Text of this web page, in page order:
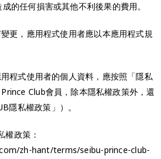
的任何損害或其他不利後果的費用。
更，應用程式使用者應以本應用程式規
程式使用者的個人資料，應按照「隱私
Club會員，除本隱私權政策外，還
隱私權政策」）。
權政策：
zh-hant/terms/seibu-prince-club-